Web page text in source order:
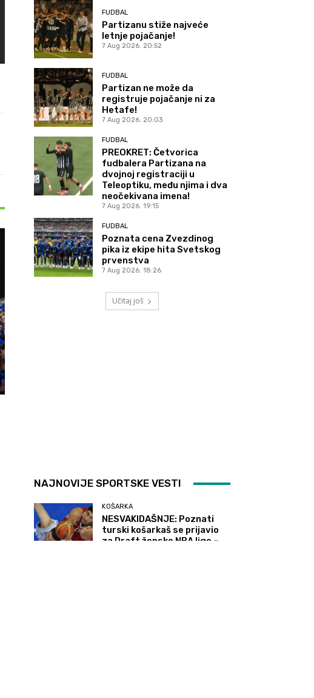
FUDBAL
Partizanu stiže najveće
letnje pojačanje!
7 Aug 2026. 20:52
FUDBAL
Partizan ne može da
registruje pojačanje ni za
Hetafe!
7 Aug 2026. 20:03
FUDBAL
PREOKRET: Četvorica
fudbalera Partizana na
dvojnoj registraciji u
Teleoptiku, među njima i dva
neočekivana imena!
7 Aug 2026. 19:15
FUDBAL
Poznata cena Zvezdinog
pika iz ekipe hita Svetskog
prvenstva
7 Aug 2026. 18:26
Učitaj još